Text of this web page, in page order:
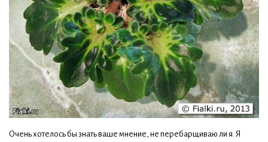
Очень хотелось бы знать ваше мнение, не перебарщиваю ли я. Я